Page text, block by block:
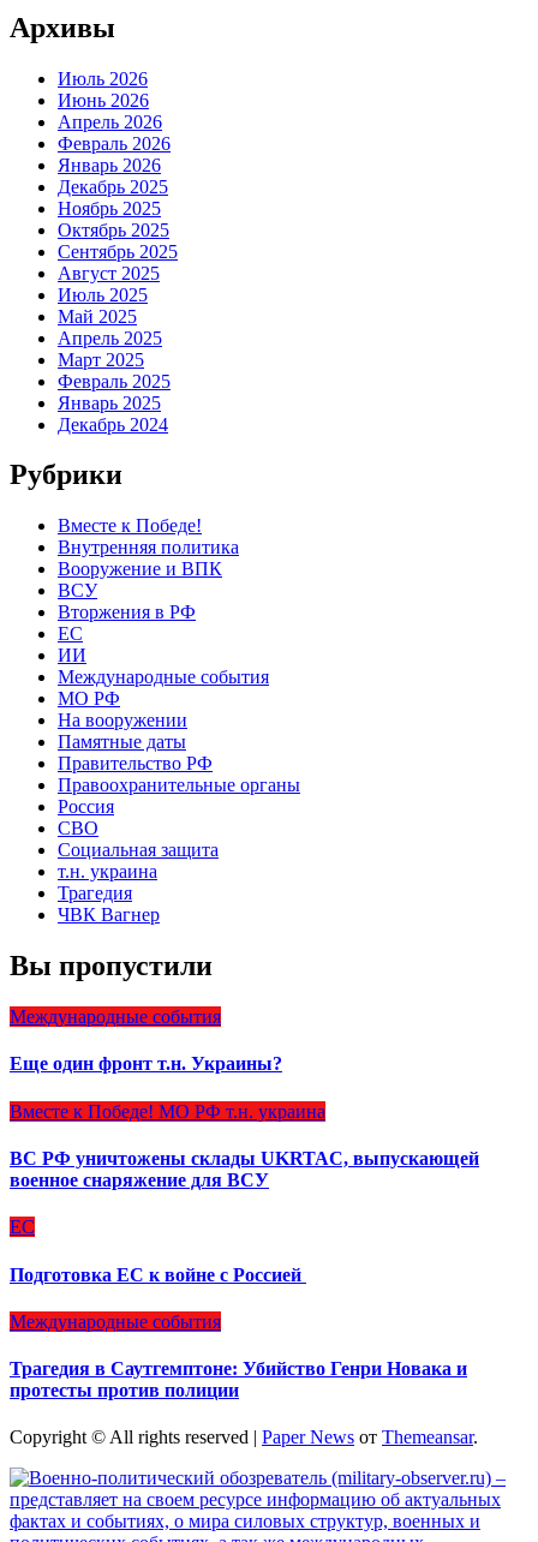
Архивы
Июль 2026
Июнь 2026
Апрель 2026
Февраль 2026
Январь 2026
Декабрь 2025
Ноябрь 2025
Октябрь 2025
Сентябрь 2025
Август 2025
Июль 2025
Май 2025
Апрель 2025
Март 2025
Февраль 2025
Январь 2025
Декабрь 2024
Рубрики
Вместе к Победе!
Внутренняя политика
Вооружение и ВПК
ВСУ
Вторжения в РФ
ЕС
ИИ
Международные события
МО РФ
На вооружении
Памятные даты
Правительство РФ
Правоохранительные органы
Россия
СВО
Социальная защита
т.н. украина
Трагедия
ЧВК Вагнер
Вы пропустили
Международные события
Еще один фронт т.н. Украины?
Вместе к Победе! МО РФ т.н. украина
ВС РФ уничтожены склады UKRTAC, выпускающей
военное снаряжение для ВСУ
ЕС
Подготовка ЕС к войне с Россией
Международные события
Трагедия в Саутгемптоне: Убийство Генри Новака и
протесты против полиции
Copyright © All rights reserved | Paper News от Themeansar.